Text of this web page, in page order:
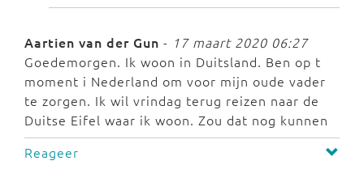
Aartien van der Gun - 17 maart 2020 06:27
Goedemorgen. Ik woon in Duitsland. Ben op t
moment i Nederland om voor mijn oude vader
te zorgen. Ik wil vrindag terug reizen naar de
Duitse Eifel waar ik woon. Zou dat nog kunnen
Reageer